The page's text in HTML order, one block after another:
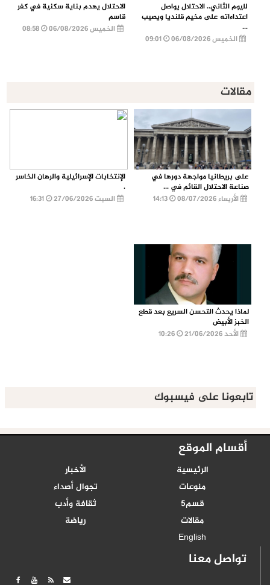
لليوم الثاني.. الاحتلال يواصل
اعتداءاته على مخيم قلنديا ويصيب
...
الخميس 06/08/2026
الاحتلال يهدم بناية سكنية في كفر
قاسم
الخميس 06/08/2026
08:58
مقالات
على بريطانيا مواجهة دورها في
صناعة الاحتلال القائم في ...
الأربعاء 08/07/2026
الإنتخابات الإسرائيلية والرهان الخاسر
.
السبت 27/06/2026
16:31
لماذا يحدث التحسن السريع بعد قطع
الخبز الأبيض
الأحد 21/06/2026
تابعونا على فيسبوك
أقسام الموقع
الرئيسية
الأخبار
منوعات
تجوال أصداء
قسم5
ثقافة وأدب
مقالات
رياضة
English
تواصل معنا